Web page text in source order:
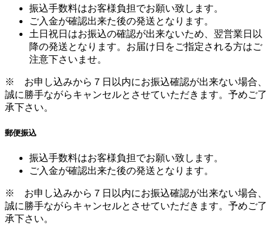
振込手数料はお客様負担でお願い致します。
ご入金が確認出来た後の発送となります。
土日祝日はお振込の確認が出来ないため、翌営業日以
降の発送となります。お届け日をご指定される方はご
注意下さいませ。
※ お申し込みから７日以内にお振込確認が出来ない場合、
誠に勝手ながらキャンセルとさせていただきます。予めご了
承下さい。
郵便振込
振込手数料はお客様負担でお願い致します。
ご入金が確認出来た後の発送となります。
※ お申し込みから７日以内にお振込確認が出来ない場合、
誠に勝手ながらキャンセルとさせていただきます。予めご了
承下さい。